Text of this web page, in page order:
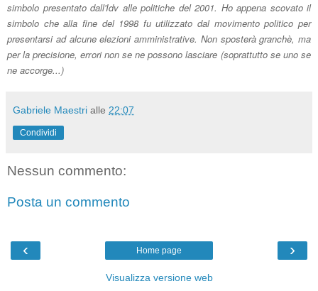
simbolo presentato dall'Idv alle politiche del 2001. Ho appena scovato il
simbolo che alla fine del 1998 fu utilizzato dal movimento politico per
presentarsi ad alcune elezioni amministrative. Non sposterà granchè, ma
per la precisione, errorinon se ne possono lasciare (soprattutto se uno se
ne accorge...)
Gabriele Maestri alle 22:07
Condividi
Nessun commento:
Posta un commento
‹ ›
Home page
Visualizza versione web